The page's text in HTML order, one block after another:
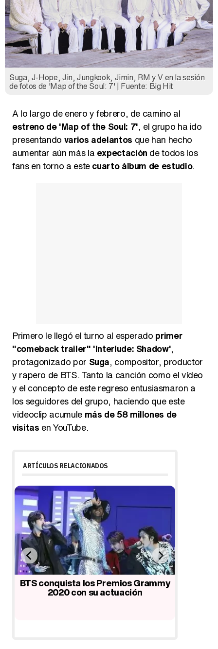
Suga, J-Hope, Jin, Jungkook, Jimin, RM y V en la sesión
de fotos de 'Map of the Soul: 7' | Fuente: Big Hit
A lo largo de enero y febrero, de camino al
estreno de 'Map of the Soul: 7', el grupo ha ido
presentando varios adelantos que han hecho
aumentar aún más la expectación de todos los
fans en torno a estecuarto álbum de estudio.
Primero le llegó el turno al esperado primer
"comeback trailer" 'Interlude: Shadow',
protagonizado por Suga, compositor, productor
y rapero de BTS. Tanto la canción como el vídeo
y el concepto de este regreso entusiasmaron a
los seguidores del grupo, haciendo que este
videoclip acumule más de 58 millones de
visitas en YouTube.
ARTÍCULOS RELACIONADOS
BTS conquista los Premios Grammy
2020 con su actuación